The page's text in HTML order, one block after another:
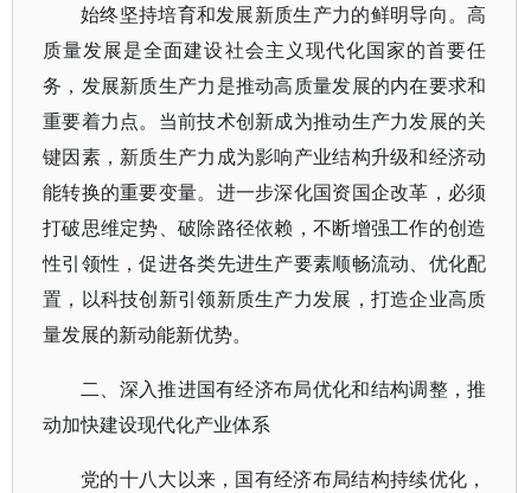
始终坚持培育和发展新质生产力的鲜明导向。高
质量发展是全面建设社会主义现代化国家的首要任
务，发展新质生产力是推动高质量发展的内在要求和
重要着力点。当前技术创新成为推动生产力发展的关
键因素，新质生产力成为影响产业结构升级和经济动
能转换的重要变量。进一步深化国资国企改革，必须
打破思维定势、破除路径依赖，不断增强工作的创造
性引领性，促进各类先进生产要素顺畅流动、优化配
置，以科技创新引领新质生产力发展，打造企业高质
量发展的新动能新优势。
二、深入推进国有经济布局优化和结构调整，推
动加快建设现代化产业体系
党的十八大以来，国有经济布局结构持续优化，